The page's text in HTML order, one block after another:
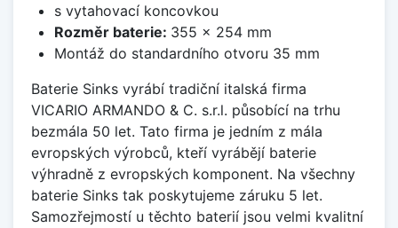
s vytahovací koncovkou
Rozměr baterie: 355 x 254 mm
Montáž do standardního otvoru 35 mm
Baterie Sinks vyrábí tradiční italská firma
VICARIO ARMANDO & C. s.r.l. působící na trhu
bezmála 50 let. Tato firma je jedním z mála
evropských výrobců, kteří vyrábějí baterie
výhradně z evropských komponent. Na všechny
baterie Sinks tak poskytujeme záruku 5 let.
Samozřejmostí u těchto baterií jsou velmi kvalitní